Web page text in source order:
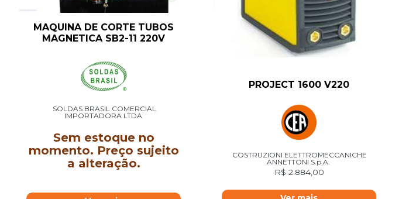
MAQUINA DE CORTE TUBOS
MAGNETICA SB2-11 220V
SOLDAS BRASIL COMERCIAL
IMPORTADORA LTDA
Sem estoque no
momento. Preço sujeito
a alteração.
PROJECT 1600 V220
COSTRUZIONI ELETTROMECCANICHE
ANNETTONI S.p.A.
R$ 2.884,00